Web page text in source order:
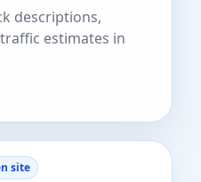
descriptions,
estimates in
site